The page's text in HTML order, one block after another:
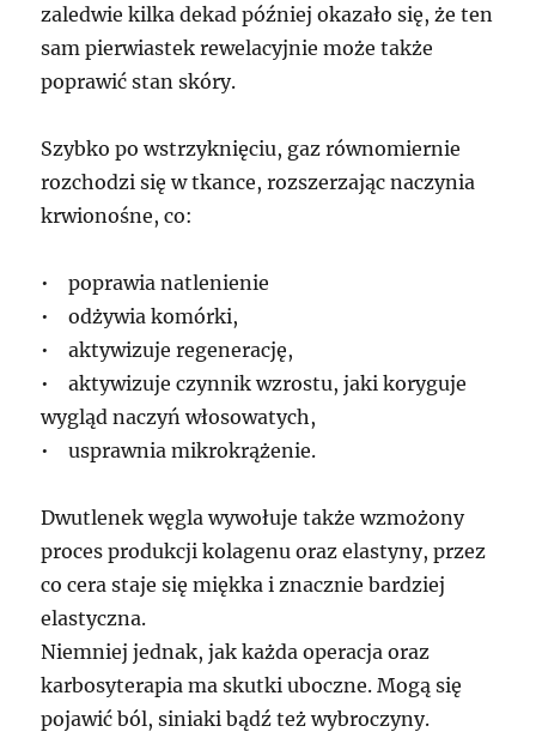
zaledwie kilka dekad później okazało się, że ten
sam pierwiastek rewelacyjnie może także
poprawić stan skóry.
Szybko po wstrzyknięciu, gaz równomiernie
rozchodzi się w tkance, rozszerzając naczynia
krwionośne, co:
• poprawia natlenienie
• odżywia komórki,
• aktywizuje regenerację,
• aktywizuje czynnik wzrostu, jaki koryguje
wygląd naczyń włosowatych,
• usprawnia mikrokrążenie.
Dwutlenek węgla wywołuje także wzmożony
proces produkcji kolagenu oraz elastyny, przez
co cera staje się miękka i znacznie bardziej
elastyczna.
Niemniej jednak, jak każda operacja oraz
karbosyterapia ma skutki uboczne. Mogą się
pojawić ból, siniaki bądź też wybroczyny.